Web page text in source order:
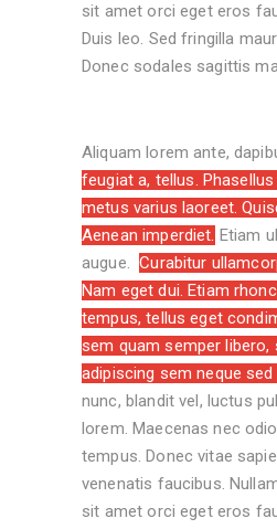
sit amet orci eget eros
Duis leo. Sed fringilla
Donec sodales sagittis
Aliquam lorem ante,
feugiat a, tellus.
metus varius laoreet.
Aenean imperdiet. Etiam
augue.Curabitur
Nam eget dui. Etiam
tempus, tellus eget
sem quam semper libero,
adipiscing sem neque sed
nunc, blandit vel, luctus
lorem. Maecenas nec
tempus. Donec vitae
venenatis faucibus.
sit amet orci eget eros